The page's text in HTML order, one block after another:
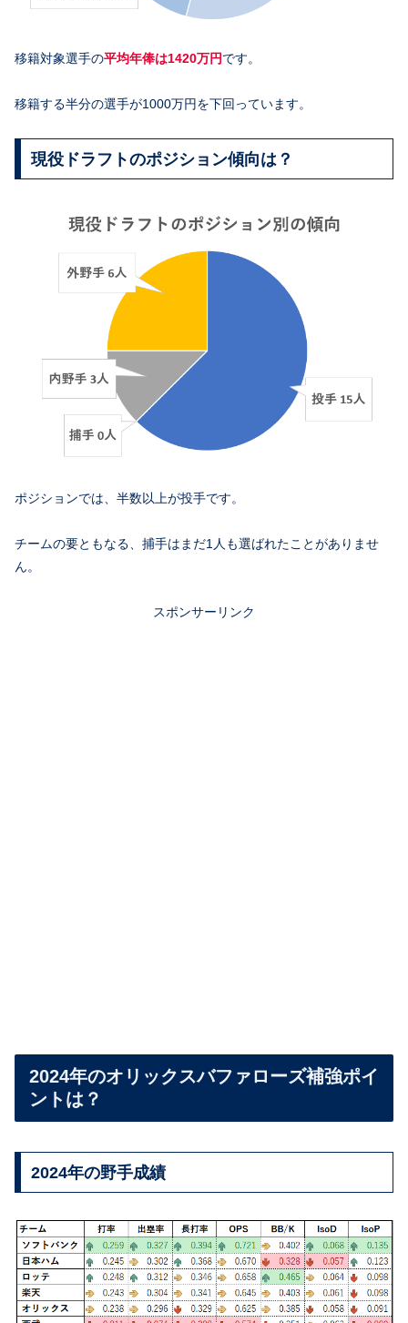
移籍対象選手の平均年俸は1420万円です。
移籍する半分の選手が1000万円を下回っています。
現役ドラフトのポジション傾向は？
ポジションでは、半数以上が投手です。
チームの要ともなる、捕手はまだ1人も選ばれたことがありませ
ん。
スポンサーリンク
2024年のオリックスバファローズ補強ポイ
ントは？
2024年の野手成績